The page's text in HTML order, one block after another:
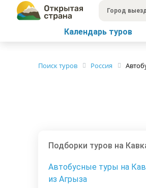
Город
Календарь туров
Поиск туров Россия
Подборки туров на
Автобусные туры на
из Агрыза